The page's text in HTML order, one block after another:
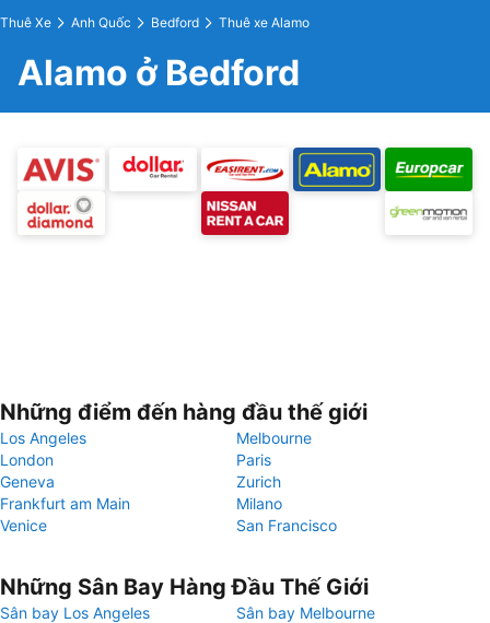
Thuê Xe Anh Quốc Bedford Thuê xe Alamo
Alamo ở Bedford
Những điểm đến hàng đầu thế giới
Los Angeles
Melbourne
London
Paris
Geneva
Zurich
Frankfurt am Main
Milano
Venice
San Francisco
Những Sân Bay Hàng Đầu Thế Giới
Sân bay Los Angeles
Sân bay Melbourne